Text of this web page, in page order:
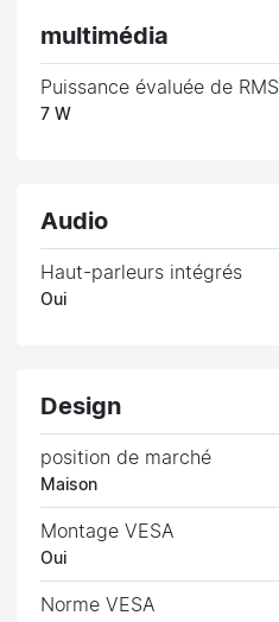
multimédia
Puissance évaluée de RMS
7 W
Audio
Haut-parleurs intégrés
Oui
Design
position de marché
Maison
Montage VESA
Oui
Norme VESA